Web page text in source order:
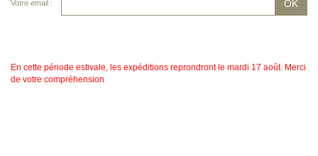
Votre email :
En cette période estivale, les expéditions reprondront le mardi 17 août. Merci
de votre compréhension